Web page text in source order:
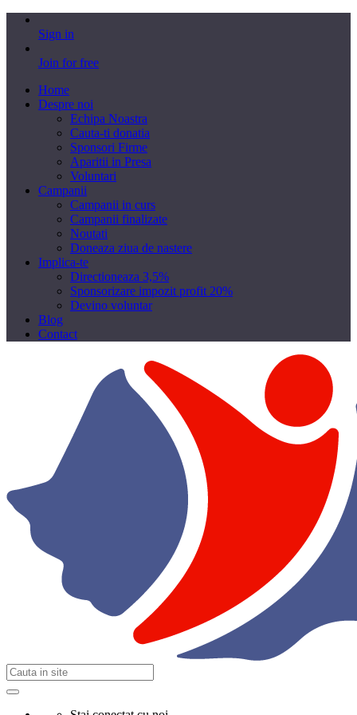
Sign in
Join for free
Home
Despre noi
Echipa Noastra
Cauta-ti donatia
Sponsori Firme
Aparitii in Presa
Voluntari
Campanii
Campanii in curs
Campanii finalizate
Noutati
Doneaza ziua de nastere
Implica-te
Directioneaza 3,5%
Sponsorizare impozit profit 20%
Devino voluntar
Blog
Contact